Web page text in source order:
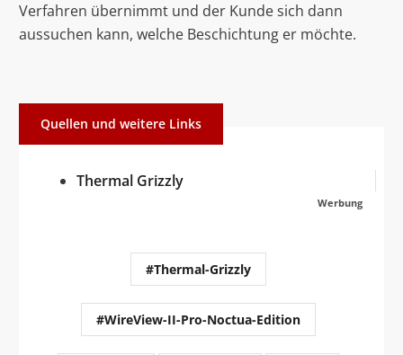
Verfahren übernimmt und der Kunde sich dann
aussuchen kann, welche Beschichtung er möchte.
Quellen und weitere Links
Thermal Grizzly
Werbung
#Thermal-Grizzly
#WireView-II-Pro-Noctua-Edition